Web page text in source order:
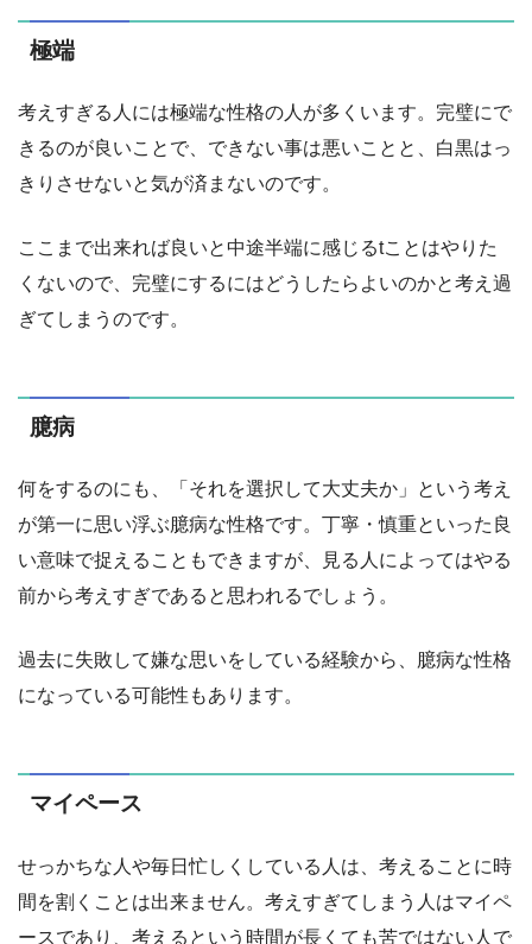
極端
考えすぎる人には極端な性格の人が多くいます。完璧にで
きるのが良いことで、できない事は悪いことと、白黒はっ
きりさせないと気が済まないのです。
ここまで出来れば良いと中途半端に感じるtことはやりた
くないので、完璧にするにはどうしたらよいのかと考え過
ぎてしまうのです。
臆病
何をするのにも、「それを選択して大丈夫か」という考え
が第一に思い浮ぶ臆病な性格です。丁寧・慎重といった良
い意味で捉えることもできますが、見る人によってはやる
前から考えすぎであると思われるでしょう。
過去に失敗して嫌な思いをしている経験から、臆病な性格
になっている可能性もあります。
マイペース
せっかちな人や毎日忙しくしている人は、考えることに時
間を割くことは出来ません。考えすぎてしまう人はマイペ
ースであり、考えるという時間が長くても苦ではない人で